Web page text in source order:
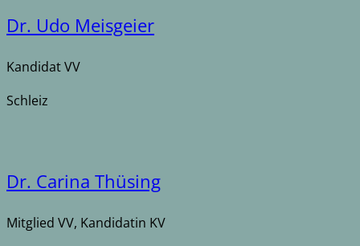
Dr. Udo Meisgeier
Kandidat VV
Schleiz
Dr. Carina Thüsing
Mitglied VV, Kandidatin KV